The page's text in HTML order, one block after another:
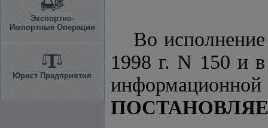
Экспортно-
Импортные Операции
Юрист Предприятия
Во
1998 г. N 150 и